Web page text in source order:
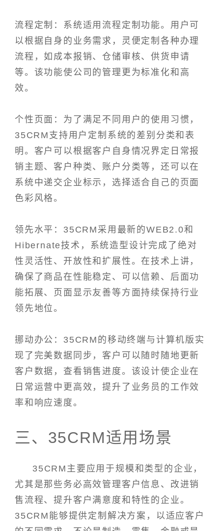
流程定制：系统适用流程定制功能。用户可
以根据自身的业务需求，灵便定制各种办理
流程，如成本报销、仓储审核、供货申请
等。该功能使公司的管理更为标准化和高
效。
个性页面：为了满足不同用户的使用习惯，
35CRM支持用户定制系统的差别分类和表
明。客户可以根据客户自身情况界定日常报
销主题、客户种类、账户分类等，还可以在
系统中递交企业标示，选择适合自己的页面
色彩风格。
领先水平：35CRM采用最新的WEB2.0和
Hibernate技术，系统造型设计完成了绝对
性灵活性、开放性和扩展性。在技术上讲，
确保了商品在性能稳定、可以信赖、后面功
能拓展、页面显示友善等方面持续保持行业
领先地位。
挪动办公：35CRM的移动终端与计算机版实
现了完美数据同步，客户可以随时随地更新
客户数据，查看销售进度。该设计使企业在
日常运营中更高效，提升了业务员的工作效
率和响应速度。
三、35CRM适用场景
35CRM主要应用于规模和类型的企业，
尤其是那些务必高效管理客户信息、改进销
售流程、提升客户满意度和特性的企业。
35CRM能够提供定制解决方案，以适应客户